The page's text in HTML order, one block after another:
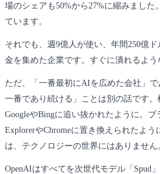
場のシェアも50%から27%に縮みました
ています。
それでも、週9億人が使い、年間250億
金を集めた企業です。すぐに潰れるよう
ただ、「一番最初にAIを広めた会社」
一番であり続ける」ことは別の話です。
GoogleやBingに追い抜かれたように。ブ
ExplorerやChromeに置き換えられたよ
は、テクノロジーの世界にはありません
OpenAIはすべてを次世代モデル「Spud